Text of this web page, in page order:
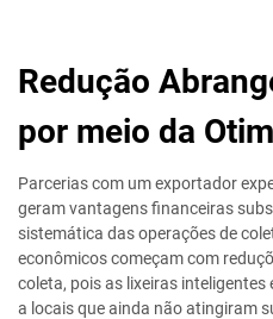
Redução
por meio da
Parcerias com um exportador
geram vantagens financeiras
sistemática das operações de
econômicos começam com
coleta, pois as lixeiras
a locais que ainda não atingiram